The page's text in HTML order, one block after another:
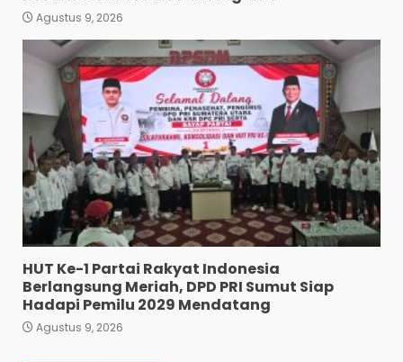
Agustus 9, 2026
HUT Ke-1 Partai Rakyat Indonesia
Berlangsung Meriah, DPD PRI Sumut Siap
Hadapi Pemilu 2029 Mendatang
Agustus 9, 2026
5
Narkoba”.
Agustus 7, 2026
6
Polres Tapanuli Selatan
Ungkap Kasus Pembunuhan
Disertai Kekerasan Seksual
terhadap Anak, Pelaku
Ditangkap
Agustus 7, 2026
7
Pewarta Polrestabes Medan
Gelar Jumat Barokah,
Pererat Silaturahmi,
Kokohkan Sinergi Media dan
Kepolisian
Agustus 7, 2026
Turnamen Piala Bergilir